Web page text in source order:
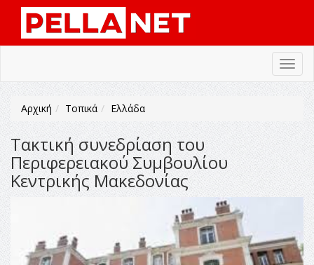
Αρχική Τοπικά Ελλάδα
Τακτική συνεδρίαση του
Περιφερειακού Συμβουλίου
Κεντρικής Μακεδονίας